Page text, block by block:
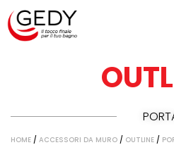
HOME / ACCESSORI DA MURO / OUTLINE /